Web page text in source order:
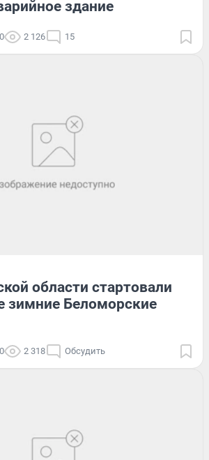
здание
2 126 15
области стартовали
зимние Беломорские
2 318 Обсудить